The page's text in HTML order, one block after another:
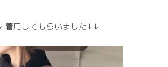
着用してもらいました↓↓